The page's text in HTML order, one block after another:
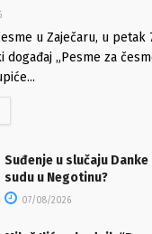
u Zaječaru, u petak
događaj „Pesme za
Suđenje u slučaju Danke
sudu u Negotinu?
07/08/2026